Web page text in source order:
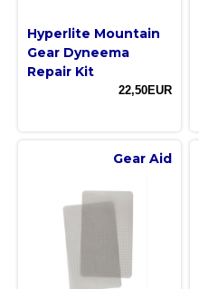
Hyperlite Mountain
Gear Dyneema
Repair Kit
22,50EUR
Gear Aid